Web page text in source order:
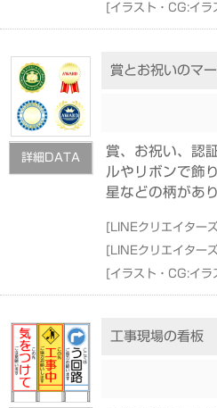
[イラスト・CG:イラ
詳細DATA
賞とお祝いのマ
賞、お祝い、認
ルやリボンで飾
星などの柄があ
[ LINEクリエイター
[ LINEクリエイター
[イラスト・CG:イラ
工事現場の看板